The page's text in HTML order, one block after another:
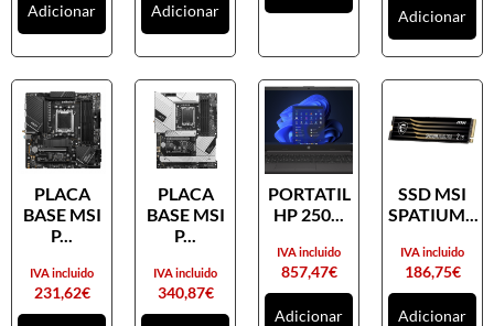
Adicionar Adicionar Adicionar
PLACA
BASE MSI
P...
231,62€
IVA incluido
PLACA
BASE MSI
P...
340,87€
IVA incluido
PORTATIL
HP 250...
857,47€
IVA incluido
Adicionar
SSD MSI
SPATIUM...
186,75€
IVA incluido
Adicionar